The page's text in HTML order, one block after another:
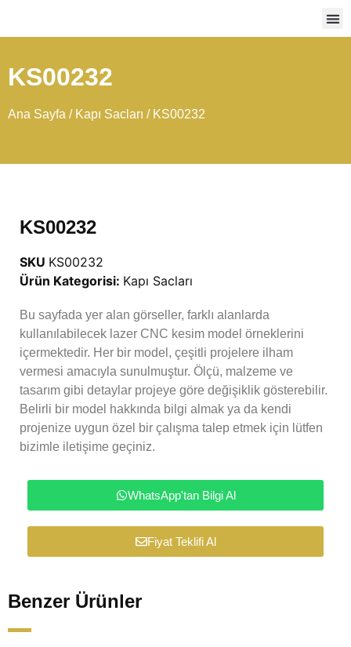
KS00232
Ana Sayfa / Kapı Sacları / KS00232
KS00232
SKU KS00232
Ürün Kategorisi: Kapı Sacları
Bu sayfada yer alan görseller, farklı alanlarda
kullanılabilecek lazer CNC kesim model örneklerini
içermektedir. Her bir model, çeşitli projelere ilham
vermesi amacıyla sunulmuştur. Ölçü, malzeme ve
tasarım gibi detaylar projeye göre değişiklik gösterebilir.
Belirli bir model hakkında bilgi almak ya da kendi
projenize uygun özel bir çalışma talep etmek için lütfen
bizimle iletişime geçiniz.
WhatsApp'tan Bilgi Al
Fiyat Teklifi Al
Benzer Ürünler